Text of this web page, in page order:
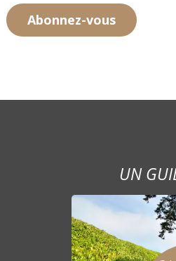
Abonnez-vous
UN